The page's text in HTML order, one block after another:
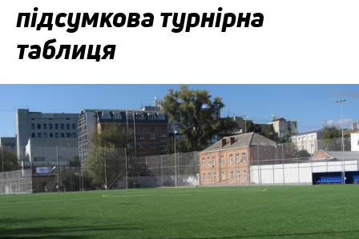
підсумкова турнірна
таблиця